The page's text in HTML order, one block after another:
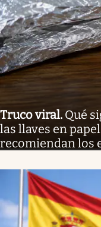
Truco viral. Qué
las llaves en
recomiendan los